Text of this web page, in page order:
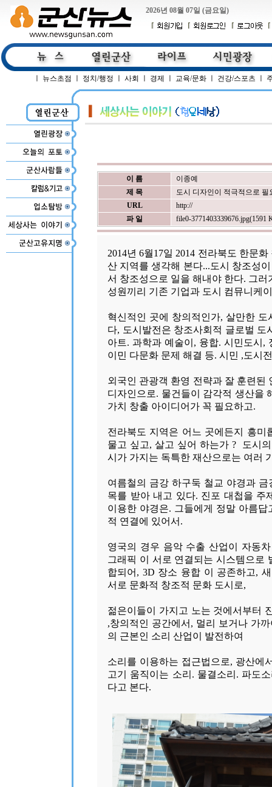
2026년 08월 07일 (금요일)
뉴스초점 정치/행정 사회 경제 교육/문화 건강/스포츠
이 름
이종예
제 목
도시 디자인이 적극적으로 필
URL
http://
파 일
file0-3771403339676.jpg(1591
2014년 6월17일 2014 전라북도 한문
산 지역를 생각해 본다...도시 창조성
서 창조성으로 일을 해내야 한다. 그
성원끼리 기존 기업과 도시 컴뮤니케
혁신적인 곳에 창의적인가, 살만한
다, 도시발전은 창조사회적 글로벌
아트. 과학과 예술이, 융합. 시민도시,
이민 다문화 문제 해결 등. 시민 ,도시
외국인 관광객 환영 전략과 잘 훈련된
디자인으로. 물건들이 감각적 생산을
가치 창출 아이디어가 꼭 필요하고.
전라북도 지역은 어느 곳에든지 흥
물고 싶고, 살고 싶어 하는가 ? 도시
시가 가지는 독특한 재산으로는 여러
여름철의 금강 하구둑 철교 야경과
목를 받아 내고 있다. 진포 대첩을 주
이용한 야경은. 그들에게 정말 아름
적 연결에 있어서.
영국의 경우 음악 수출 산업이 자동
그래픽 이 서로 연결되는 시스템으로
합되어, 3D 장소 융합 이 공존하고,
서로 문화적 창조적 문화 도시로,
젊은이들이 가지고 노는 것에서부터
,창의적인 공간에서, 멀리 보거나 가
의 근본인 소리 산업이 발전하여
소리를 이용하는 접근법으로, 광산에
고기 움직이는 소리. 물결소리. 파도
다고 본다.